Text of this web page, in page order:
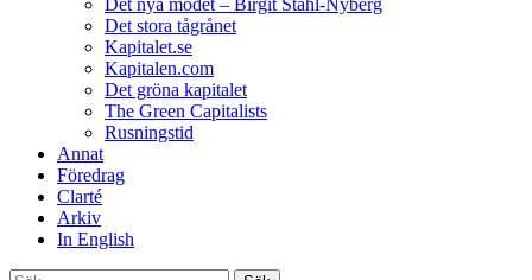
Det stora tågrånet
Kapitalet.se
Kapitalen.com
Det gröna kapitalet
The Green Capitalists
Rusningstid
Annat
Föredrag
Clarté
Arkiv
In English